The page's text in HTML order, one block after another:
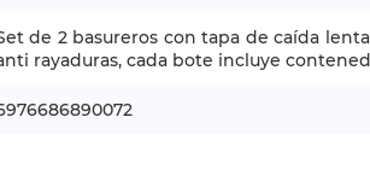
de 2 basureros con tapa de caída
rayaduras, cada bote incluye